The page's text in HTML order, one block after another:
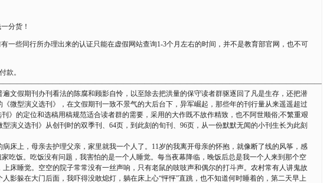
分货！
些同行所办理出来的认证只能在虚假网站查询1-3个月左右的时间，并不是教育部官网，也不可
款。
文假期刊办刊看法的陈腐和顾影自怜，以至除去把洪量的保守读者群驱逐回了凡是生存，还把潜
微型演义选刊》，在文假期刊一致不景气的大后台下，异军崛起，那些年的刊行量从来遥遥超过
》的定位和选稿用稿规范适合读者群的需要，采用的大作既不故作精致，也不阿世顺俗;不繁重艰
演义选刊》从创刊时的双季刊、64页，到此刻的旬刊、96页，从一份默默无闻的小刊生长为此刻
上，母亲去护理父亲，家里就我一个人了。11岁的我离开母亲的怀抱，就像断了线的风筝，感
饭。吃饭没有问题，我害怕的是一个人睡觉。每当夜幕降临，晚饭后总是我一个人来到那个空
床睡觉。空空的院子常常没有一丝声响，只有老鼠的吱吱声和偶尔的打斗声。农村常有人讲鬼故
影躲在大门后面，我吓得没敢熄灯，躺在床上心“怦怦”直跳，也不知道何时睡着的，第二天早上